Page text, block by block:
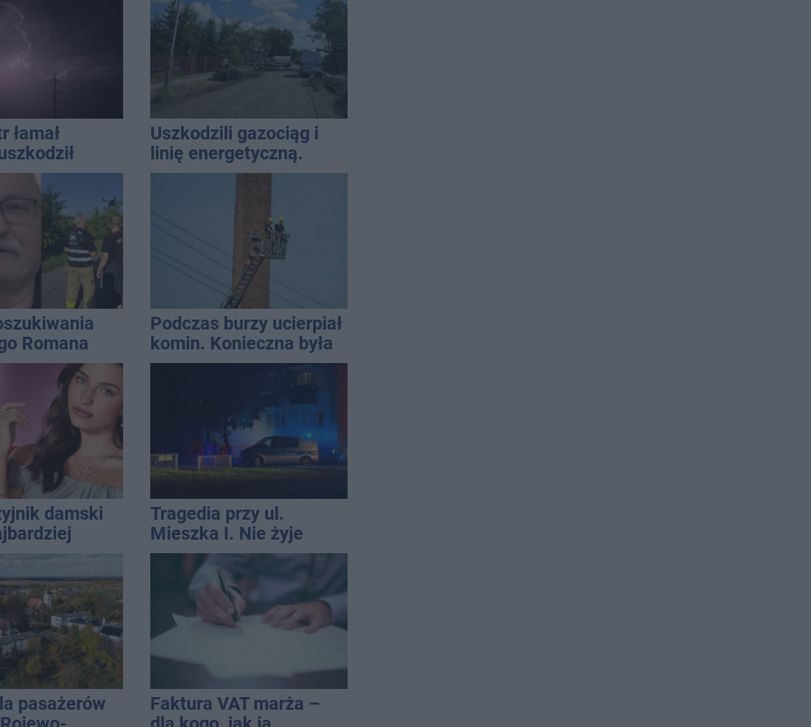
najbardziej narażonych
na upały
łamał
koniec
Uszkodzili gazociąg i
linię energetyczną.
Interweniowały służby
Romana
Podczas burzy ucierpiał
komin. Konieczna była
interwencja strażaków
damski
Modele,
do wielu
Tragedia przy ul.
Mieszka I. Nie żyje
osoba, która wypadła z
czwartego piętra
pasażerów
Faktura VAT marża –